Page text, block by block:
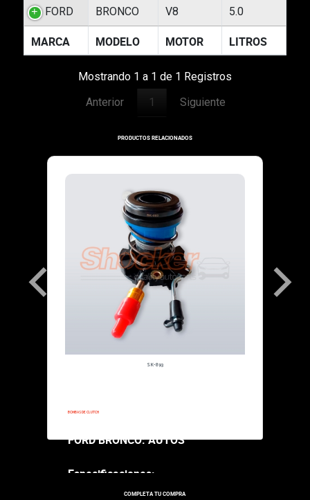
FORD BRONCO V8 5.0
MARCA MODELO MOTOR LITROS
Mostrando 1 a 1 de 1 Registros
Anterior
1 Siguiente
PRODUCTOS RELACIONADOS
SK-893
BOMBAS DE CLUTCH
FORD BRONCO: AUTOS
Especificaciones:
COMPLETA TU COMPRA